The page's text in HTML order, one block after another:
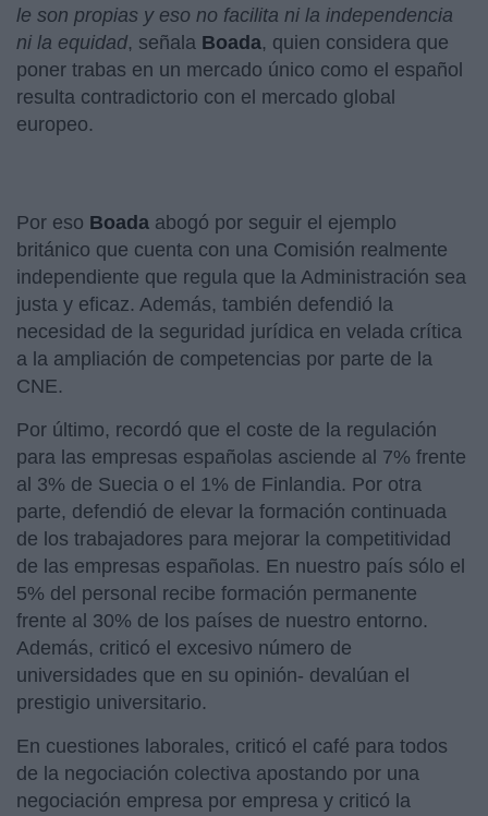
le son propias y eso no facilita ni la independencia
ni la equidad, señala Boada, quien considera que
poner trabas en un mercado único como el español
resulta contradictorio con el mercado global
europeo.
Por eso Boada abogó por seguir el ejemplo
británico que cuenta con una Comisión realmente
independiente que regula que la Administración sea
justa y eficaz. Además, también defendió la
necesidad de la seguridad jurídica en velada crítica
a la ampliación de competencias por parte de la
CNE.
Por último, recordó que el coste de la regulación
para las empresas españolas asciende al 7% frente
al 3% de Suecia o el 1% de Finlandia. Por otra
parte, defendió de elevar la formación continuada
de los trabajadores para mejorar la competitividad
de las empresas españolas. En nuestro país sólo el
5% del personal recibe formación permanente
frente al 30% de los países de nuestro entorno.
Además, criticó el excesivo número de
universidades que en su opinión- devalúan el
prestigio universitario.
En cuestiones laborales, criticó el café para todos
de la negociación colectiva apostando por una
negociación empresa por empresa y criticó la